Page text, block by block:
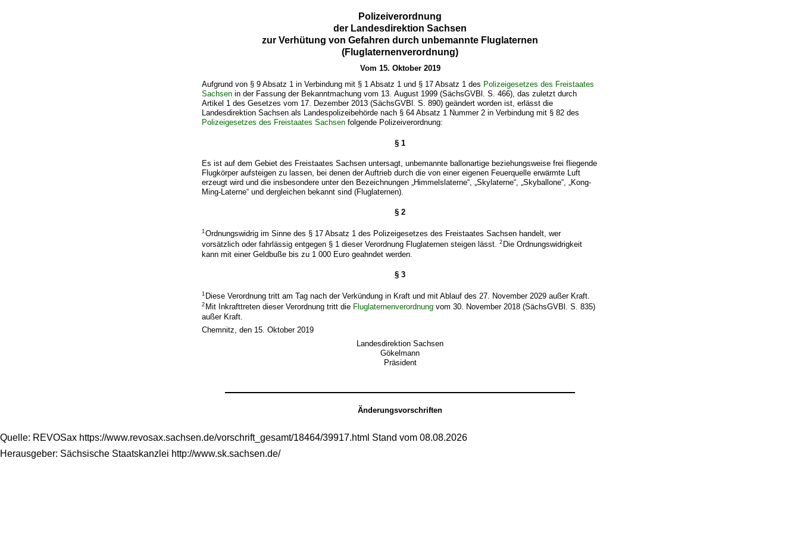
Polizeiverordnung
der Landesdirektion Sachsen
zur Verhütung von Gefahren durch unbemannte Fluglaternen
(Fluglaternenverordnung)
Vom 15. Oktober 2019
Aufgrund von § 9 Absatz 1 in Verbindung mit § 1 Absatz 1 und § 17 Absatz 1 des Polizeigesetzes des Freistaates
Sachsen in der Fassung der Bekanntmachung vom 13. August 1999 (SächsGVBl. S. 466), das zuletzt durch
Artikel 1 des Gesetzes vom 17. Dezember 2013 (SächsGVBl. S. 890) geändert worden ist, erlässt die
Landesdirektion Sachsen als Landespolizeibehörde nach § 64 Absatz 1 Nummer 2 in Verbindung mit § 82 des
Polizeigesetzes des Freistaates Sachsen folgende Polizeiverordnung:
§ 1
Es ist auf dem Gebiet des Freistaates Sachsen untersagt, unbemannte ballonartige beziehungsweise frei fliegende
Flugkörper aufsteigen zu lassen, bei denen der Auftrieb durch die von einer eigenen Feuerquelle erwärmte Luft
erzeugt wird und die insbesondere unter den Bezeichnungen „Himmelslaterne“, „Skylaterne“, „Skyballone“, „Kong-
Ming-Laterne“ und dergleichen bekannt sind (Fluglaternen).
§ 2
1Ordnungswidrig im Sinne des § 17 Absatz 1 des Polizeigesetzes des Freistaates Sachsen handelt, wer
vorsätzlich oder fahrlässig entgegen § 1 dieser Verordnung Fluglaternen steigen lässt.2 Die Ordnungswidrigkeit
kann mit einer Geldbuße bis zu 1 000 Euro geahndet werden.
§ 3
1 Diese Verordnung tritt am Tag nach der Verkündung in Kraft und mit Ablauf des 27. November 2029 außer Kraft.
2 Mit Inkrafttreten dieser Verordnung tritt die Fluglaternenverordnung vom 30. November 2018 (SächsGVBl. S. 835)
außer Kraft.
Chemnitz, den 15. Oktober 2019
Landesdirektion Sachsen
Gökelmann
Präsident
Änderungsvorschriften
Quelle: REVOSax https://www.revosax.sachsen.de/vorschrift_gesamt/18464/39917.html Stand vom 08.08.2026
Herausgeber: Sächsische Staatskanzlei http://www.sk.sachsen.de/